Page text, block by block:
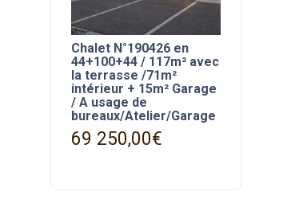
Chalet N°190426 en
44+100+44 / 117m² avec
la terrasse /71m²
intérieur + 15m² Garage
/ A usage de
bureaux/Atelier/Garage
69 250,00€